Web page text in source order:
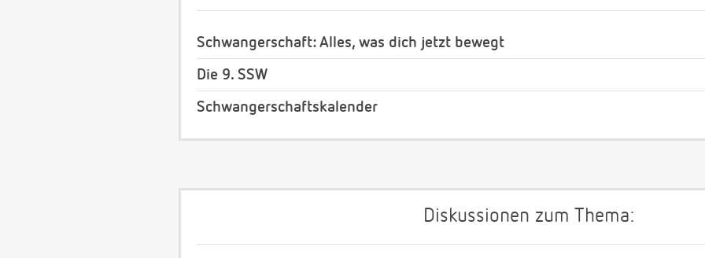
Schwangerschaft: Alles, was dich jetzt bewegt
Die 9. SSW
Schwangerschaftskalender
Diskussionen zum Thema: